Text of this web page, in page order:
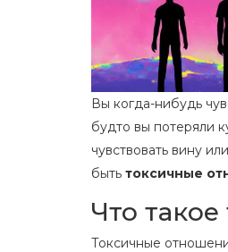
Вы когда-нибудь
будто вы потеряли
чувствовать вину
быть токсичные
Что
Токсичные